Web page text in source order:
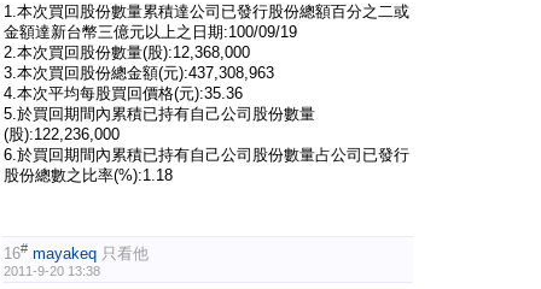
1.本次買回股份數量累積達公司已發行股份總額百分之二或
金額達新台幣三億元以上之日期:100/09/19
2.本次買回股份數量(股):12,368,000
3.本次買回股份總金額(元):437,308,963
4.本次平均每股買回價格(元):35.36
5.於買回期間內累積已持有自己公司股份數量
(股):122,236,000
6.於買回期間內累積已持有自己公司股份數量占公司已發行
股份總數之比率(%):1.18
16# mayakeq 只看他
2011-9-20 13:38